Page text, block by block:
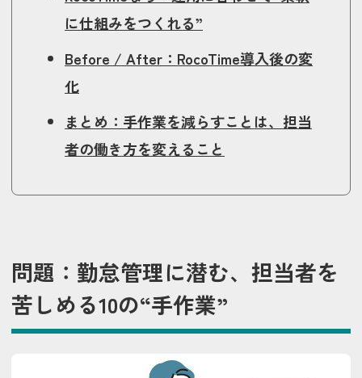
に仕組みをつくれる”
Before / After：RocoTime導入後の変
化
まとめ：手作業を減らすことは、担当
者の働き方を変えること
問題：勤怠管理に潜む、担当者を
苦しめる10の“手作業”